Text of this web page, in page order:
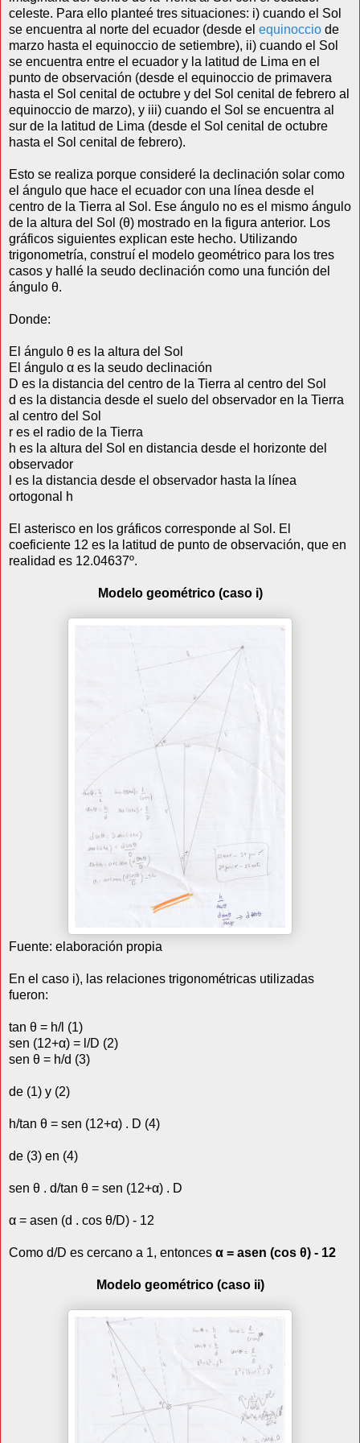
celeste. Para ello planteé tres situaciones: i) cuando el Sol
se encuentra al norte del ecuador (desde el equinoccio de
marzo hasta el equinoccio de setiembre), ii) cuando el Sol
se encuentra entre el ecuador y la latitud de Lima en el
punto de observación (desde el equinoccio de primavera
hasta el Sol cenital de octubre y del Sol cenital de febrero al
equinoccio de marzo), y iii) cuando el Sol se encuentra al
sur de la latitud de Lima (desde el Sol cenital de octubre
hasta el Sol cenital de febrero).
Esto se realiza porque consideré la declinación solar como
el ángulo que hace el ecuador con una línea desde el
centro de la Tierra al Sol. Ese ángulo no es el mismo ángulo
de la altura del Sol (θ) mostrado en la figura anterior. Los
gráficos siguientes explican este hecho. Utilizando
trigonometría, construí el modelo geométrico para los tres
casos y hallé la seudo declinación como una función del
ángulo θ.
Donde:
El ángulo θ es la altura del Sol
El ángulo α es la seudo declinación
D es la distancia del centro de la Tierra al centro del Sol
d es la distancia desde el suelo del observador en la Tierra
al centro del Sol
r es el radio de la Tierra
h es la altura del Sol en distancia desde el horizonte del
observador
l es la distancia desde el observador hasta la línea
ortogonal h
El asterisco en los gráficos corresponde al Sol. El
coeficiente 12 es la latitud de punto de observación, que en
realidad es 12.04637º.
Modelo geométrico (caso i)
Fuente: elaboración propia
En el caso i), las relaciones trigonométricas utilizadas
fueron:
tan θ = h/l (1)
sen (12+α) = l/D (2)
sen θ = h/d (3)
de (1) y (2)
h/tan θ = sen (12+α) . D (4)
de (3) en (4)
sen θ . d/tan θ = sen (12+α) . D
α = asen (d . cos θ/D) - 12
Como d/D es cercano a 1, entonces α = asen (cos θ) - 12
Modelo geométrico (caso ii)